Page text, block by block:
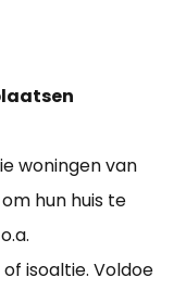
woningen van
hun huis te
isoaltie. Voldoe